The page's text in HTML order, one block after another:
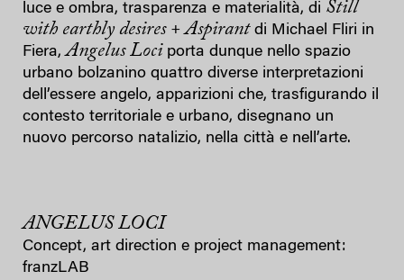
luce e ombra, trasparenza e materialità, di Still
with earthly desires + Aspirantdi Michael Fliri in
Fiera, Angelus Loci porta dunque nello spazio
urbano bolzanino quattro diverse interpretazioni
dell’essere angelo, apparizioni che, trasfigurando il
contesto territoriale e urbano, disegnano un
nuovo percorso natalizio, nella città e nell’arte.
ANGELUS LOCI
Concept, art direction e project management:
franzLAB